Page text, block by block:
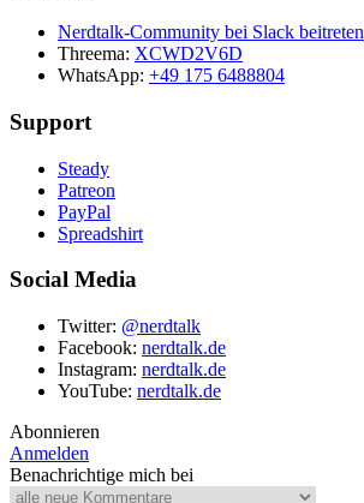
Nerdtalk-Community bei Slack beitreten
Threema: XCWD2V6D
WhatsApp: +49 175 6488804
Support
Steady
Patreon
PayPal
Spreadshirt
Social Media
Twitter: @nerdtalk
Facebook: nerdtalk.de
Instagram: nerdtalk.de
YouTube: nerdtalk.de
Abonnieren
Anmelden
Benachrichtige mich bei